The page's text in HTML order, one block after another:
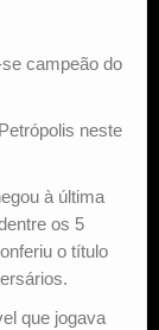
campeão do
neste
à última
os 5
o título
que jogava